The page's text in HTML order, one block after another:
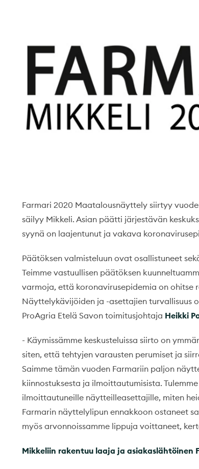
Farmari 2020 Maatalousnäyttely siirtyy
säilyy Mikkeli. Asian päätti järjestävän
syynä on laajentunut ja vakava
Päätöksen valmisteluun ovat osallistuneet
Teimme vastuullisen päätöksen
varmoja, että koronavirusepidemia on ohitse
Näyttelykävijöiden ja -asettajien turvallisuus
ProAgria Etelä Savon toimitusjohtaja Heikki
- Käymissämme keskusteluissa siirto on
siten, että tehtyjen varausten perumiset ja
Saimme tämän vuoden Farmariin paljon
kiinnostuksesta ja ilmoittautumisista.
ilmoittautuneille näytteilleasettajille, miten
Farmarin näyttelylipun ennakkoon ostaneet
myös arvonnoissamme lippuja voittaneet,
Mikkeliin rakentuu laaja ja asiakaslähtöinen